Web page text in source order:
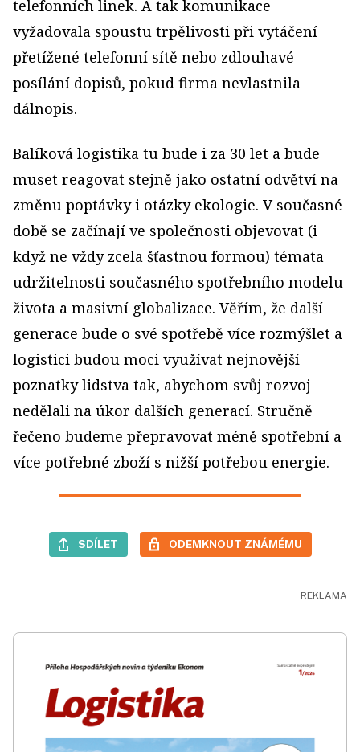
telefonních linek. A tak komunikace
vyžadovala spoustu trpělivosti při vytáčení
přetížené telefonní sítě nebo zdlouhavé
posílání dopisů, pokud firma nevlastnila
dálnopis.
Balíková logistika tu bude i za 30 let a bude
muset reagovat stejně jako ostatní odvětví na
změnu poptávky i otázky ekologie. V současné
době se začínají ve společnosti objevovat (i
když ne vždy zcela šťastnou formou) témata
udržitelnosti současného spotřebního modelu
života a masivní globalizace. Věřím, že další
generace bude o své spotřebě více rozmýšlet a
logistici budou moci využívat nejnovější
poznatky lidstva tak, abychom svůj rozvoj
nedělali na úkor dalších generací. Stručně
řečeno budeme přepravovat méně spotřební a
více potřebné zboží s nižší potřebou energie.
SDÍLET ODEMKNOUT ZNÁMÉMU